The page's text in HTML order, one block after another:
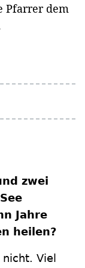
Pfarrer dem
zwei
Jahre
heilen?
Viel